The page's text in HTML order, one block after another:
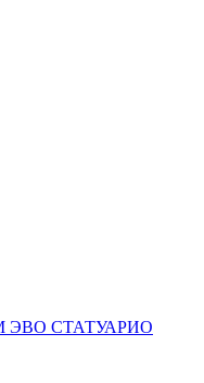
ЭВО СТАТУАРИО